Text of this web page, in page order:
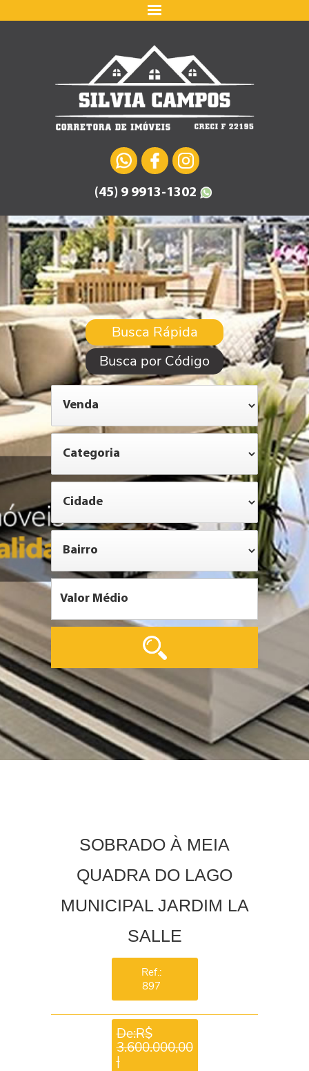
(45) 9 9913-1302
Busca Rápida
Busca por Código
SOBRADO À MEIA
QUADRA DO LAGO
MUNICIPAL JARDIM LA
SALLE
Ref.:
897
De:R$
3.600.000,00
|